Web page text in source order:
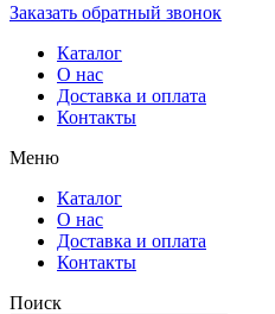
Заказать обратный звонок
Каталог
О нас
Доставка и оплата
Контакты
Меню
Каталог
О нас
Доставка и оплата
Контакты
Поиск